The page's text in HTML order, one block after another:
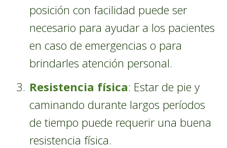
posición con facilidad puede ser
necesario para ayudar a los pacientes
en caso de emergencias o para
brindarles atención personal.
Resistencia física: Estar de pie y
caminando durante largos períodos
de tiempo puede requerir una buena
resistencia física.